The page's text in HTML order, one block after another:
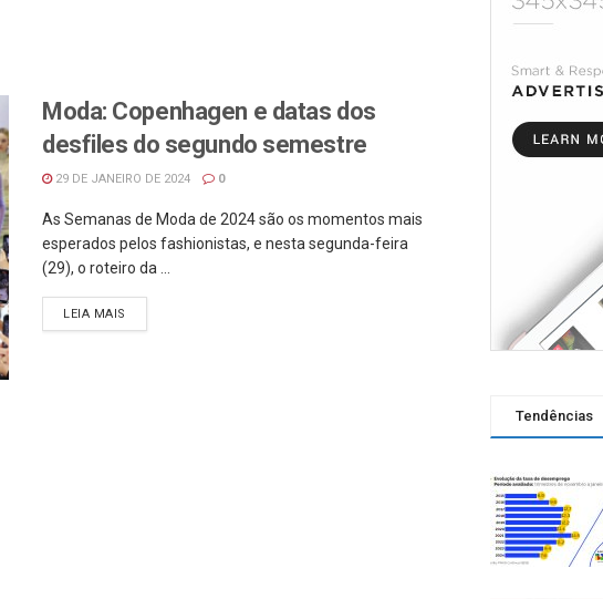
Moda: Copenhagen e datas dos
desfiles do segundo semestre
29 DE JANEIRO DE 2024 0
As Semanas de Moda de 2024 são os momentos mais
esperados pelos fashionistas, e nesta segunda-feira
(29), o roteiro da ...
LEIA MAIS
Tendências